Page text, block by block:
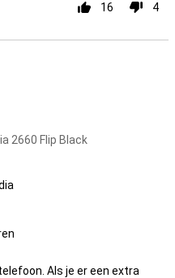
16 4
2660 Flip Black
Als je er een extra